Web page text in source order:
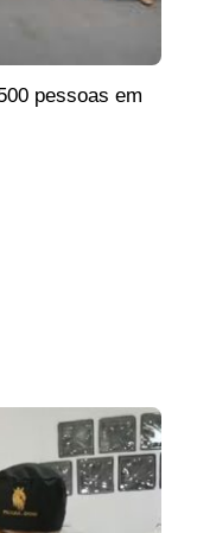
pessoas em